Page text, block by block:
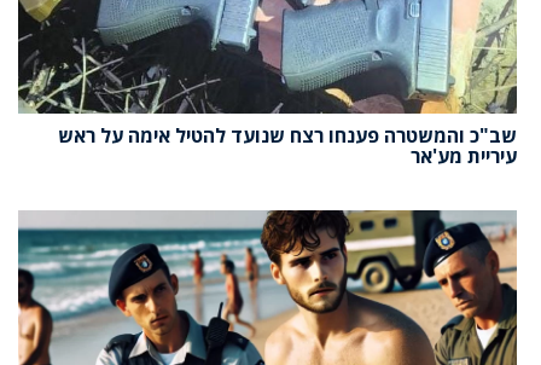
שב"כ והמשטרה פענחו רצח שנועד להטיל אימה על ראש
עיריית מע'אר